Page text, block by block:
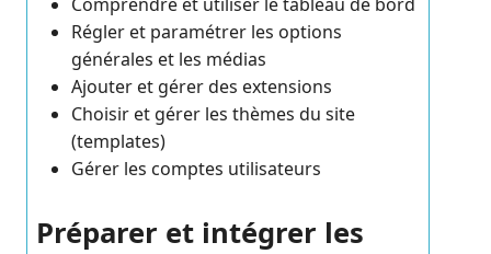
Régler et paramétrer les options
générales et les médias
Ajouter et gérer des extensions
Choisir et gérer les thèmes du site
(templates)
Gérer les comptes utilisateurs
Préparer et intégrer les